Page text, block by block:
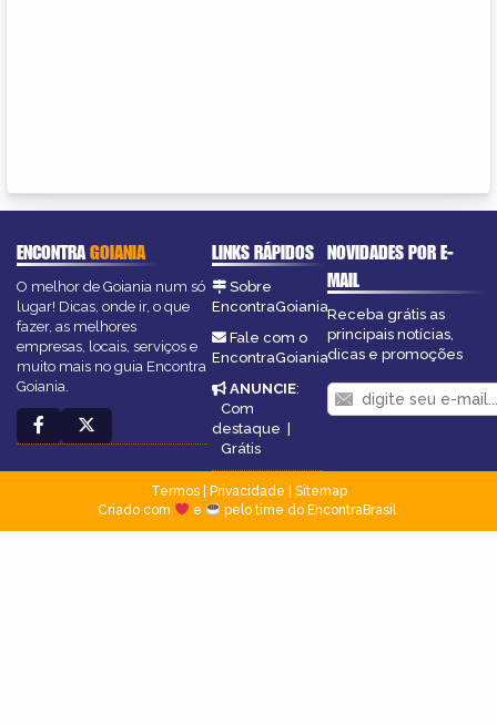
ENCONTRAGOIANIA
O melhor de Goiania num só
lugar! Dicas, onde ir, o que
fazer, as melhores
empresas, locais, serviços e
muito mais no guia Encontra
Goiania.
LINKS RÁPIDOS
Sobre
EncontraGoiania
Fale com o
EncontraGoiania
ANUNCIE:
Com
destaque
Grátis
NOVIDADES POR E-
MAIL
Receba grátis as
principais notícias,
dicas e promoções
Termos| Privacidade
Sitemap
Criado com
e pelo time do EncontraBrasil